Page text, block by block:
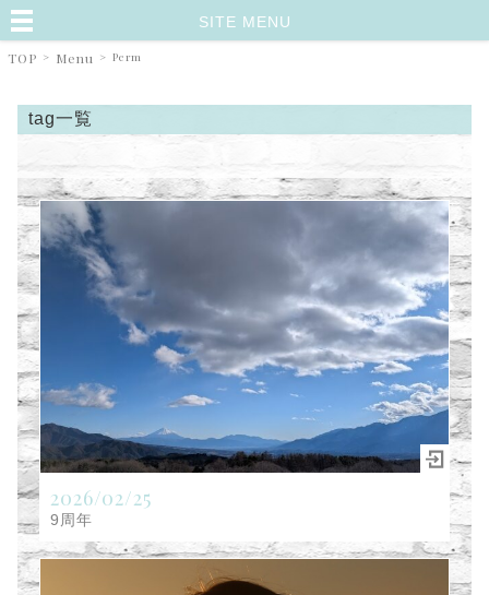
SITE MENU
TOP > Menu > Perm
tag一覧
2026/02/25
9周年